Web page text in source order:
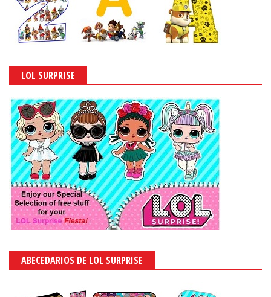
LOL SURPRISE
ABECEDARIOS DE LOL SURPRISE